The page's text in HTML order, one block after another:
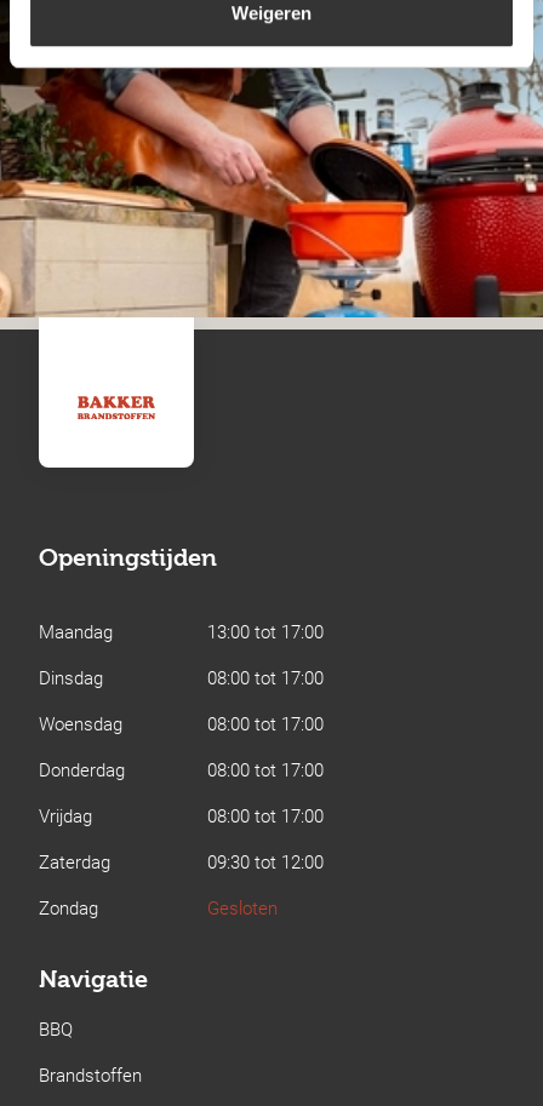
Weigeren
Openingstijden
Maandag
13:00 tot 17:00
Dinsdag
08:00 tot 17:00
Woensdag
08:00 tot 17:00
Donderdag
08:00 tot 17:00
Vrijdag
08:00 tot 17:00
Zaterdag
09:30 tot 12:00
Zondag
Gesloten
Navigatie
BBQ
Brandstoffen